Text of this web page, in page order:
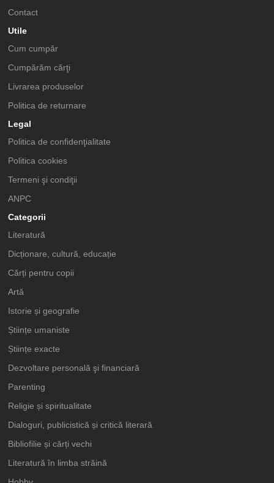
Contact
Utile
Cum cumpăr
Cumpărăm cărţi
Livrarea produselor
Politica de returnare
Legal
Politica de confidenţialitate
Politica cookies
Termeni şi condiţii
ANPC
Categorii
Literatură
Dicționare, cultură, educație
Cărți pentru copii
Artă
Istorie și geografie
Științe umaniste
Științe exacte
Dezvoltare personală şi financiară
Parenting
Religie și spiritualitate
Dialoguri, publicistică și critică literară
Bibliofilie și cărți vechi
Literatură în limba străină